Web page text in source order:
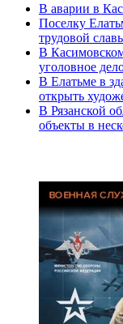
В аварии в
Поселку
трудовой
В
уголовное
В Елатьме в
открыть
В Рязанской
объекты в